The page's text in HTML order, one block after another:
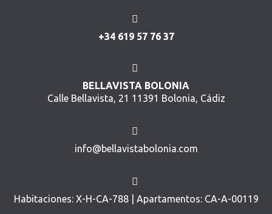
+34 619 57 76 37
BELLAVISTA BOLONIA
Calle Bellavista, 21 11391 Bolonia, Cádiz
info@bellavistabolonia.com
Habitaciones: X-H-CA-788 | Apartamentos: CA-A-00119